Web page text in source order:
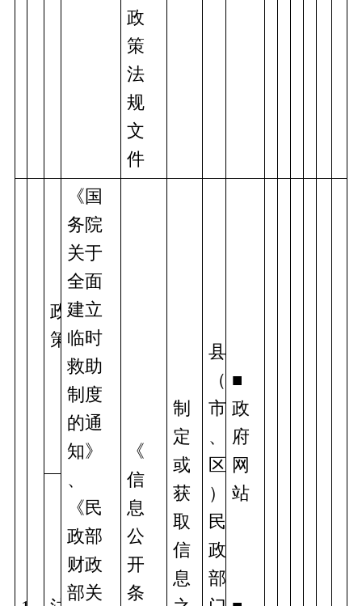
政
策
法
规
文
件
政
策
《国
务院
关于
全面
建立
临时
救助
制度
的通
知》
、
《民
政部
财政
部关
《
信
息
公
开
条
制
定
或
获
取
信
息
县
（
市
、
区
）
民
政
部
■
政
府
网
站